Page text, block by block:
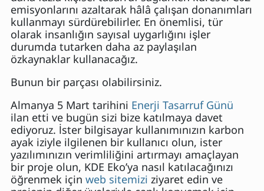
emisyonlarını azaltarak hâlâ çalışan donanımları
kullanmayı sürdürebilirler. En önemlisi, tür
olarak insanlığın sayısal uygarlığını işler
durumda tutarken daha az paylaşılan
özkaynaklar kullanacağız.
Bunun bir parçası olabilirsiniz.
Almanya 5 Mart tarihini Enerji Tasarruf Günü
ilan etti ve bugün sizi bize katılmaya davet
ediyoruz. İster bilgisayar kullanımınızın karbon
ayak iziyle ilgilenen bir kullanıcı olun, ister
yazılımınızın verimliliğini artırmayı amaçlayan
bir proje olun, KDE Eko’ya nasıl katılacağınızı
öğrenmek için web sitemizi ziyaret edin ve